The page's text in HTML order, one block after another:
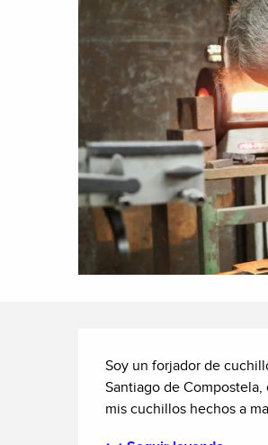
Soy un forjador de
Santiago de
mis cuchillos hechos a